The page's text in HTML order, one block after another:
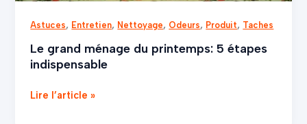
Astuces, Entretien, Nettoyage, Odeurs, Produit, Taches
Le grand ménage du printemps: 5 étapes
indispensable
Lire l’article »